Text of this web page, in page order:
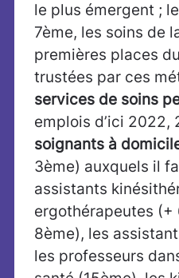
le plus émergent ;
7ème, les soins de
premières places
trustées par ces
services de soins
emplois d’ici 2022,
soignants à
3ème) auxquels il
assistants
ergothérapeutes
8ème), les
les professeurs